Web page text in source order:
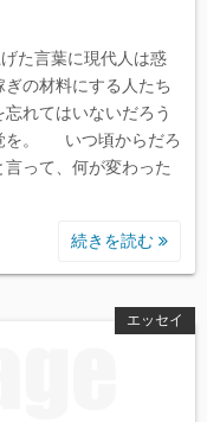
た言葉に現代人は惑
の材料にする人たち
れてはいないだろう
を。 いつ頃からだろ
って、何が変わった
続きを読む
エッセイ